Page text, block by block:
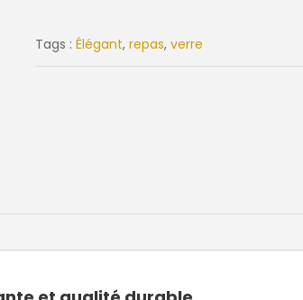
Pack
Tags : Élégant, repas, verre